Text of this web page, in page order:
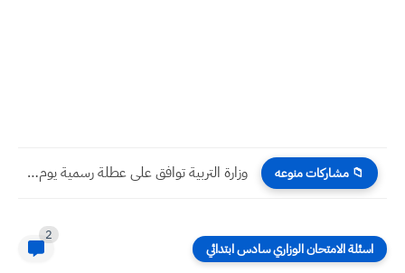
📁 مشاركات منوعه وزارة التربية توافق على عطلة رسمية يوم الاحد لهذه الفئة...
اسئلة الامتحان الوزاري سادس ابتدائي
2